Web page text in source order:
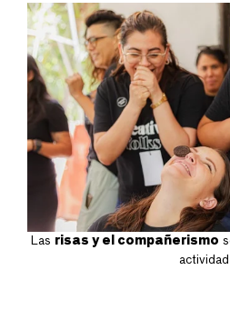
Las risas y el compañerismo
actividad